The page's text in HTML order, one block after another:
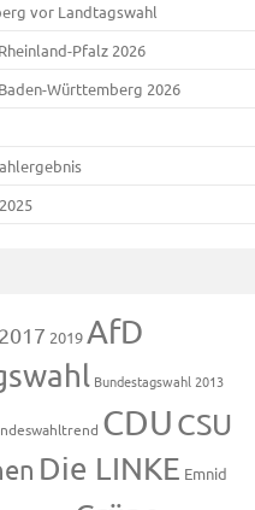
vor Landtagswahl
Pfalz 2026
Württemberg 2026
2017 2019AfD
Bundestagswahl 2013
CDUCSU
Die LINKE Emnid